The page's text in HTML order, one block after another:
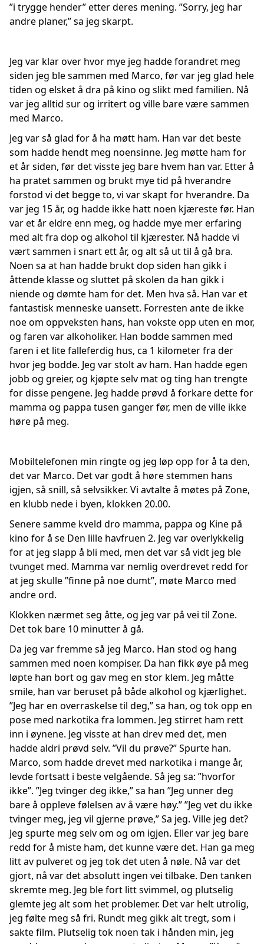
”i trygge hender” etter deres mening. ”Sorry, jeg har
andre planer,” sa jeg skarpt.
Jeg var klar over hvor mye jeg hadde forandret meg
siden jeg ble sammen med Marco, før var jeg glad hele
tiden og elsket å dra på kino og slikt med familien. Nå
var jeg alltid sur og irritert og ville bare være sammen
med Marco.
Jeg var så glad for å ha møtt ham. Han var det beste
som hadde hendt meg noensinne. Jeg møtte ham for
et år siden, før det visste jeg bare hvem han var. Etter å
ha pratet sammen og brukt mye tid på hverandre
forstod vi det begge to, vi var skapt for hverandre. Da
var jeg 15 år, og hadde ikke hatt noen kjæreste før. Han
var et år eldre enn meg, og hadde mye mer erfaring
med alt fra dop og alkohol til kjærester. Nå hadde vi
vært sammen i snart ett år, og alt så ut til å gå bra.
Noen sa at han hadde brukt dop siden han gikk i
åttende klasse og sluttet på skolen da han gikk i
niende og dømte ham for det. Men hva så. Han var et
fantastisk menneske uansett. Forresten ante de ikke
noe om oppveksten hans, han vokste opp uten en mor,
og faren var alkoholiker. Han bodde sammen med
faren i et lite falleferdig hus, ca 1 kilometer fra der
hvor jeg bodde. Jeg var stolt av ham. Han hadde egen
jobb og greier, og kjøpte selv mat og ting han trengte
for disse pengene. Jeg hadde prøvd å forkare dette for
mamma og pappa tusen ganger før, men de ville ikke
høre på meg.
Mobiltelefonen min ringte og jeg løp opp for å ta den,
det var Marco. Det var godt å høre stemmen hans
igjen, så snill, så selvsikker. Vi avtalte å møtes på Zone,
en klubb nede i byen, klokken 20.00.
Senere samme kveld dro mamma, pappa og Kine på
kino for å se Den lille havfruen 2. Jeg var overlykkelig
for at jeg slapp å bli med, men det var så vidt jeg ble
tvunget med. Mamma var nemlig overdrevet redd for
at jeg skulle ”finne på noe dumt”, møte Marco med
andre ord.
Klokken nærmet seg åtte, og jeg var på vei til Zone.
Det tok bare 10 minutter å gå.
Da jeg var fremme så jeg Marco. Han stod og hang
sammen med noen kompiser. Da han fikk øye på meg
løpte han bort og gav meg en stor klem. Jeg måtte
smile, han var beruset på både alkohol og kjærlighet.
”Jeg har en overraskelse til deg,” sa han, og tok opp en
pose med narkotika fra lommen. Jeg stirret ham rett
inn i øynene. Jeg visste at han drev med det, men
hadde aldri prøvd selv. ”Vil du prøve?” Spurte han.
Marco, som hadde drevet med narkotika i mange år,
levde fortsatt i beste velgående. Så jeg sa: ”hvorfor
ikke”. ”Jeg tvinger deg ikke,” sa han ”Jeg unner deg
bare å oppleve følelsen av å være høy.” ”Jeg vet du ikke
tvinger meg, jeg vil gjerne prøve,” Sa jeg. Ville jeg det?
Jeg spurte meg selv om og om igjen. Eller var jeg bare
redd for å miste ham, det kunne være det. Han ga meg
litt av pulveret og jeg tok det uten å nøle. Nå var det
gjort, nå var det absolutt ingen vei tilbake. Den tanken
skremte meg. Jeg ble fort litt svimmel, og plutselig
glemte jeg alt som het problemer. Det var helt utrolig,
jeg følte meg så fri. Rundt meg gikk alt tregt, som i
sakte film. Plutselig tok noen tak i hånden min, jeg